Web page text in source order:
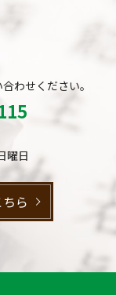
わせください。
曜日
ら